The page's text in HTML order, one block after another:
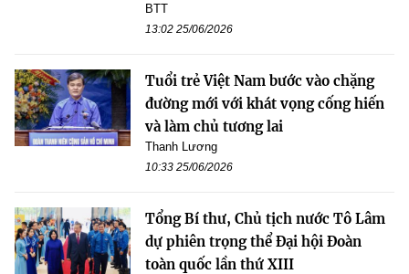
BTT
13:02 25/06/2026
Tuổi trẻ Việt Nam bước vào chặng
đường mới với khát vọng cống hiến
và làm chủ tương lai
Thanh Lương
10:33 25/06/2026
Tổng Bí thư, Chủ tịch nước Tô Lâm
dự phiên trọng thể Đại hội Đoàn
toàn quốc lần thứ XIII